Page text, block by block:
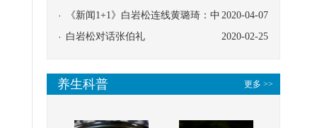
协同
2020-04-07
《新闻1+1》白岩松连线黄璐琦：中
医救治的临床效果
2020-02-25
白岩松对话张伯礼
更多 >>
养生科普